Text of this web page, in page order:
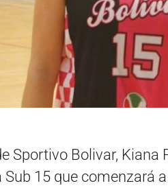
Sportivo Bolivar, Kiana
15 que comenzará